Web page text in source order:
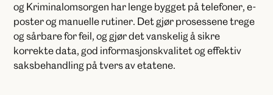
og Kriminalomsorgen har lenge bygget på telefoner, e-
poster og manuelle rutiner. Det gjør prosessene trege
og sårbare for feil, og gjør det vanskelig å sikre
korrekte data, god informasjonskvalitet og effektiv
saksbehandling på tvers av etatene.